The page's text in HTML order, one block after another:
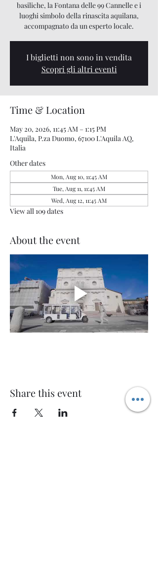
basiliche, la Fontana delle 99 Cannelle e i
luoghi simbolo della rinascita aquilana,
accompagnato da un esperto locale.
I biglietti non sono in vendita
Scopri gli altri eventi
Time & Location
May 20, 2026, 11:45 AM – 1:15 PM
L'Aquila, P.za Duomo, 67100 L'Aquila AQ,
Italia
Other dates
Mon, Aug 10, 11:45 AM
Tue, Aug 11, 11:45 AM
Wed, Aug 12, 11:45 AM
View all 109 dates
About the event
Share this event